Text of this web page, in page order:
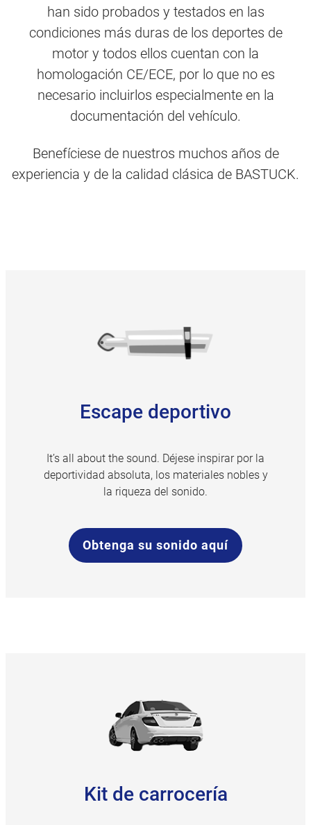
han sido probados y testados en las
condiciones más duras de los deportes de
motor y todos ellos cuentan con la
homologación CE/ECE, por lo que no es
necesario incluirlos especialmente en la
documentación del vehículo.
Benefíciese de nuestros muchos años de
experiencia y de la calidad clásica de BASTUCK.
Escape deportivo
It’s all about the sound. Déjese inspirar por la
deportividad absoluta, los materiales nobles y
la riqueza del sonido.
Obtenga su sonido aquí
Kit de carrocería